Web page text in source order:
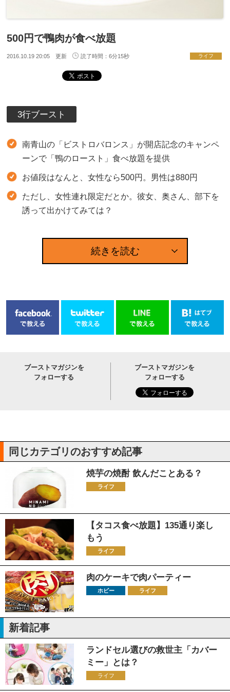
500円で鴨肉が食べ放題
2016.10.19 20:05 更新 読了時間：6分15秒 ライフ
3行ブースト
南青山の「ビストロバロンス」が開店記念のキャンペ
ーンで「鴨のロースト」食べ放題を提供
お値段はなんと、女性なら500円。男性は880円
ただし、女性連れ限定だとか。彼女、奥さん、部下を
誘って出かけてみては？
続きを読む
ブーストマガジンを
フォローする
ブーストマガジンを
フォローする
同じカテゴリのおすすめ記事
焼芋の焼酎 飲んだことある？
ライフ
【タコス食べ放題】135通り楽し
もう
ライフ
肉のケーキで肉パーティー
ホビー ライフ
新着記事
ランドセル選びの救世主「カバー
ミー」とは？
ライフ